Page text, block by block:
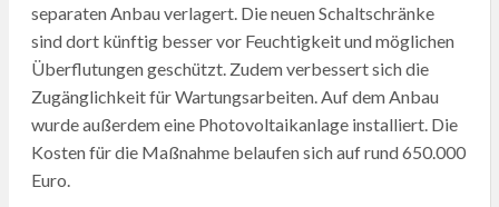
separaten Anbau verlagert. Die neuen Schaltschränke
sind dort künftig besser vor Feuchtigkeit und möglichen
Überflutungen geschützt. Zudem verbessert sich die
Zugänglichkeit für Wartungsarbeiten. Auf dem Anbau
wurde außerdem eine Photovoltaikanlage installiert. Die
Kosten für die Maßnahme belaufen sich auf rund 650.000
Euro.